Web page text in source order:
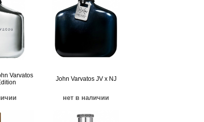
Varvatos
John Varvatos JV x NJ
нет в наличии